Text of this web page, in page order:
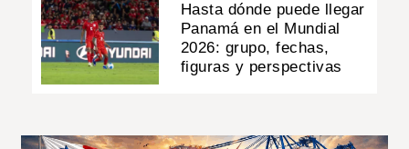
Hasta dónde puede llegar
Panamá en el Mundial
2026: grupo, fechas,
figuras y perspectivas